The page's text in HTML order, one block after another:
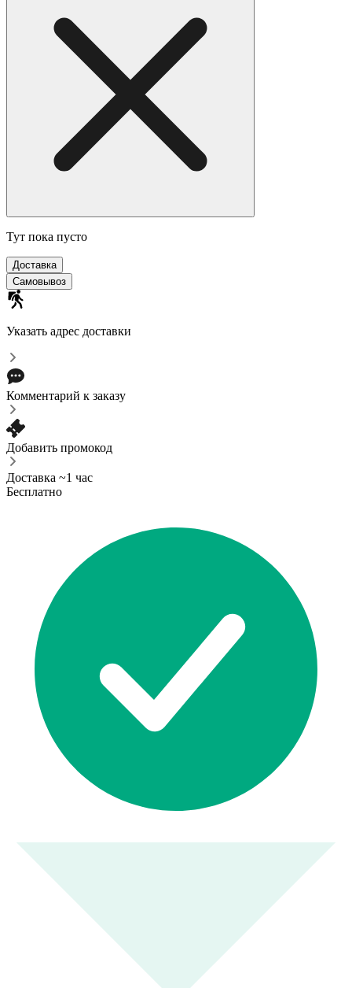
Тут пока пусто
Доставка
Самовывоз
Указать адрес доставки
Комментарий к заказу
Добавить промокод
Доставка ~1 час
Бесплатно